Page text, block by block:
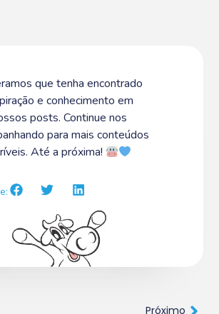
que tenha encontrado
e conhecimento em
posts. Continue nos
para mais conteúdos
Até a próxima!
Próximo